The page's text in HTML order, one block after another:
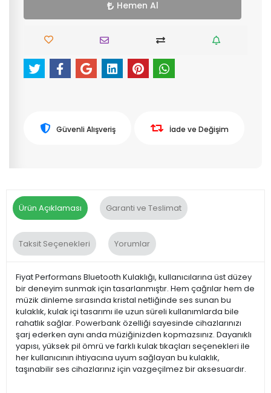
Hemen Al
Güvenli Alışveriş İade ve Değişim
Ürün Açıklaması Garanti ve Teslimat
Taksit Seçenekleri Yorumlar
Fiyat Performans Bluetooth Kulaklığı, kullanıcılarına üst düzey
bir deneyim sunmak için tasarlanmıştır. Hem çağrılar hem de
müzik dinleme sırasında kristal netliğinde ses sunan bu
kulaklık, kulak içi tasarımı ile uzun süreli kullanımlarda bile
rahatlık sağlar. Powerbank özelliği sayesinde cihazlarınızı
şarj ederken aynı anda müziğinizden kopmazsınız. Dayanıklı
yapısı, yüksek pil ömrü ve farklı kulak tıkaçları seçenekleri ile
her kullanıcının ihtiyacına uyum sağlayan bu kulaklık,
taşınabilir ses cihazlarınız için vazgeçilmez bir aksesuardır.